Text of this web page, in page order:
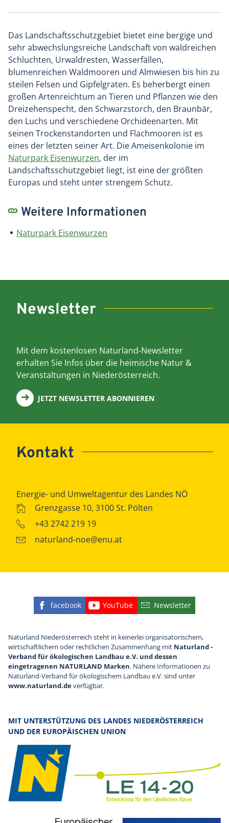
Das Landschaftsschutzgebiet bietet eine bergige und
sehr abwechslungsreiche Landschaft von waldreichen
Schluchten, Urwaldresten, Wasserfällen,
blumenreichen Waldmooren und Almwiesen bis hin zu
steilen Felsen und Gipfelgraten. Es beherbergt einen
großen Artenreichtum an Tieren und Pflanzen wie den
Dreizehenspecht, den Schwarzstorch, den Braunbär,
den Luchs und verschiedene Orchideenarten. Mit
seinen Trockenstandorten und Flachmooren ist es
eines der letzten seiner Art. Die Ameisenkolonie im
Naturpark Eisenwurzen, der im
Landschaftsschutzgebiet liegt, ist eine der größten
Europas und steht unter strengem Schutz.
Weitere Informationen
Naturpark Eisenwurzen
Newsletter
Mit dem kostenlosen Naturland-Newsletter
erhalten Sie Infos über die heimische Natur &
Veranstaltungen in Niederösterreich.
JETZT NEWSLETTER ABONNIEREN
Kontakt
Energie- und Umweltagentur des Landes NÖ
Grenzgasse 10, 3100 St. Pölten
+43 2742 219 19
naturland-noe@enu.at
Finden Sie die eNu auf Facebook
facebook Besuchen Sie den
YouTube Abonnieren Sie
Newsletter
Naturland Niederösterreich steht in keinerlei organisatorischem,
wirtschaftlichem oder rechtlichen Zusammenhang mit Naturland -
Verband für ökologischen Landbau e.V. und dessen
eingetragenen NATURLAND Marken. Nähere Informationen zu
Naturland-Verband für ökologischem Landbau e.V. sind unter
www.naturland.deverfügbar.
MIT UNTERSTÜTZUNG DES LANDES NIEDERÖSTERREICH
UND DER EUROPÄISCHEN UNION